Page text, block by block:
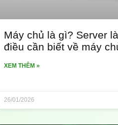
Máy chủ là gì? Server
điều cần biết về máy
XEM THÊM »
26/01/2026